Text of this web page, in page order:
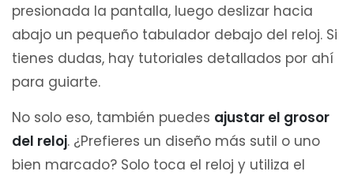
presionada la pantalla, luego deslizar hacia
abajo un pequeño tabulador debajo del reloj. Si
tienes dudas, hay tutoriales detallados por ahí
para guiarte.
No solo eso, también puedes ajustar el grosor
del reloj. ¿Prefieres un diseño más sutil o uno
bien marcado? Solo toca el reloj y utiliza el